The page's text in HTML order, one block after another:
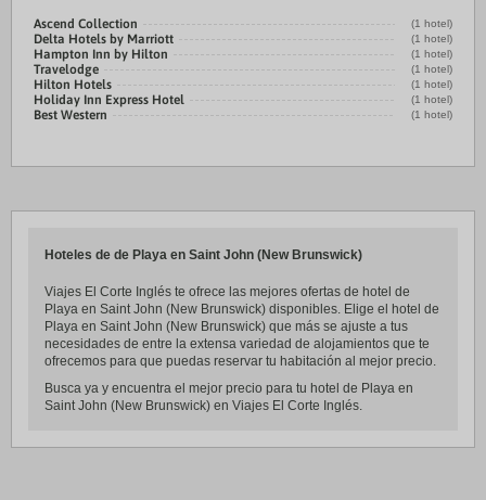
Ascend Collection (1 hotel)
Delta Hotels by Marriott (1 hotel)
Hampton Inn by Hilton (1 hotel)
Travelodge (1 hotel)
Hilton Hotels (1 hotel)
Holiday Inn Express Hotel (1 hotel)
Best Western (1 hotel)
Hoteles de de Playa en Saint John (New Brunswick)
Viajes El Corte Inglés te ofrece las mejores ofertas de hotel de
Playa en Saint John (New Brunswick) disponibles. Elige el hotel de
Playa en Saint John (New Brunswick) que más se ajuste a tus
necesidades de entre la extensa variedad de alojamientos que te
ofrecemos para que puedas reservar tu habitación al mejor precio.
Busca ya y encuentra el mejor precio para tu hotel de Playa en
Saint John (New Brunswick) en Viajes El Corte Inglés.